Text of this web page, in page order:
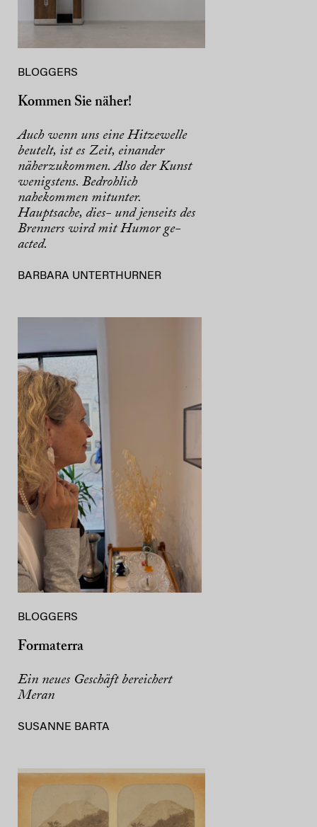
BLOGGERS
Kommen Sie näher!
Auch wenn uns eine Hitzewelle
beutelt, ist es Zeit, einander
näherzukommen. Also der Kunst
wenigstens. Bedrohlich
nahekommen mitunter.
Hauptsache, dies- und jenseits des
Brenners wird mit Humor ge-
acted.
BARBARA UNTERTHURNER
BLOGGERS
Formaterra
Ein neues Geschäft bereichert
Meran
SUSANNE BARTA